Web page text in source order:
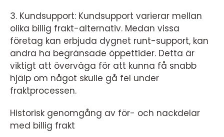
3. Kundsupport: Kundsupport varierar mellan
olika billig frakt-alternativ. Medan vissa
företag kan erbjuda dygnet runt-support, kan
andra ha begränsade öppettider. Detta är
viktigt att överväga för att kunna få snabb
hjälp om något skulle gå fel under
fraktprocessen.
Historisk genomgång av för- och nackdelar
med billig frakt